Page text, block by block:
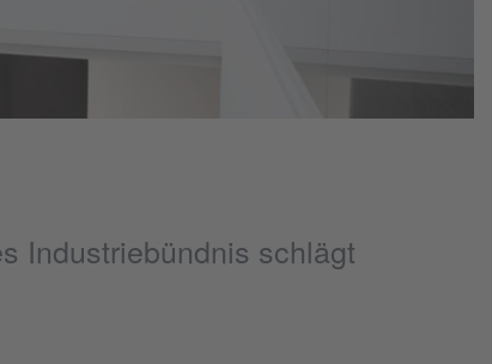
Industriebündnis schlägt